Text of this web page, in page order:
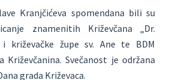
Kranjčićeva spomendana bili su
znamenitih Križevčana „Dr.
i križevačke župe sv. Ane te BDM
Križevčanina. Svečanost je održana
grada Križevaca.